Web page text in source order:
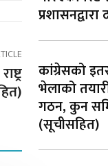
प्रशासनद्वारा
कांग्रेसको इतर
भेलाको
गठन, कुन
(सूचीसहित)